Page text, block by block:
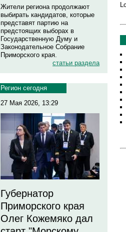
Жители региона продолжают
выбирать кандидатов, которые
представят партию на
предстоящих выборах в
Государственную Думу и
Законодательное Собрание
Приморского края.
статьи раздела
Регион сегодня
27 Мая 2026, 13:29
Губернатор
Приморского края
Олег Кожемяко дал